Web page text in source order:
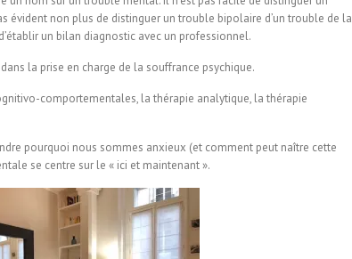
évident non plus de distinguer un trouble bipolaire d’un trouble de la
un bilan diagnostic avec un professionnel.
la prise en charge de la souffrance psychique.
comportementales, la thérapie analytique, la thérapie
pourquoi nous sommes anxieux (et comment peut naître cette
se centre sur le « ici et maintenant ».